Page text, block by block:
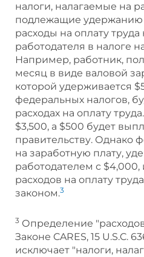
налоги, налагаемые на
подлежащие удержанию
расходы на оплату
работодателя в налоге
Например, работник,
месяц в виде валовой
которой удерживается
федеральных налогов,
расходах на оплату
$3,500, а $500 будет
правительству. Однако
на заработную плату,
работодателем с
расходов на оплату
законом.3
3 Определение
Законе CARES, 15 U.S.C.
исключает "налоги,